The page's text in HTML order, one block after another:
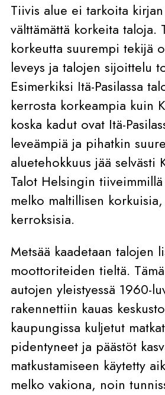
Tiivis alue ei tarkoita kirjan
välttämättä korkeita taloja.
korkeutta suurempi tekijä
leveys ja talojen sijoittelu
Esimerkiksi Itä-Pasilassa
kerrosta korkeampia kuin
koska kadut ovat Itä-
leveämpiä ja pihatkin
aluetehokkuus jää selvästi
Talot Helsingin
melko maltillisen
kerroksisia.
Metsää kaadetaan talojen
moottoriteiden tieltä.
autojen yleistyessä 1960-
rakennettiin kauas
kaupungissa kuljetut
pidentyneet ja päästöt
matkustamiseen käytetty
melko vakiona, noin